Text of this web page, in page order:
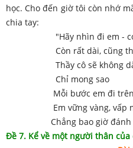
học. Cho đến giờ tôi còn nhớ
chia tay:
"Hãy nhìn đi em - con
Còn rất dài, cũng thật
Thầy cô sẽ không dắt
Chỉ mong sao
Mỗi bước em đi trên
Em vững vàng, vấp ngã
Chẳng bao giờ đánh
Đề 7. Kể về một người thân